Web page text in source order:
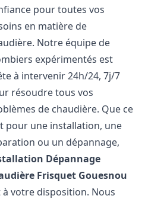
pour toutes vos
en matière de
Notre équipe de
expérimentés est
à intervenir 24h/24, 7j/7
résoudre tous vos
de chaudière. Que ce
pour une installation, une
ou un dépannage,
Dépannage
Frisquet Gouesnou
à votre disposition. Nous